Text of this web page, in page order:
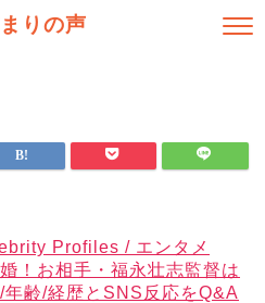
りの声
Profiles / エンタメ
！お相手・福永壮志監督は
齢/経歴とSNS反応をQ&A